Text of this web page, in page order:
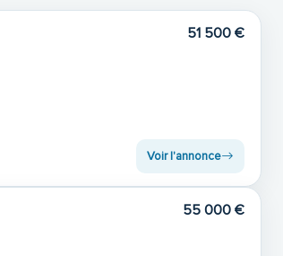
51 500 €
Voir l'annonce
55 000 €